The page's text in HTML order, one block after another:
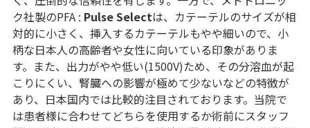
ク社製のPFA : Pulse Selectは、カテーテルのサイズが相
対的に小さく、挿入するカテーテルもやや細いので、小
柄な日本人の高齢者や女性に向いている印象がありま
す。また、出力がやや低い(1500V)ため、その分溶血が起
こりにくい、腎臓への影響が極めて少ないなどの特徴が
あり、日本国内では比較的注目されております。当院で
は患者様に合わせてどちらを使用するか術前にスタッフ